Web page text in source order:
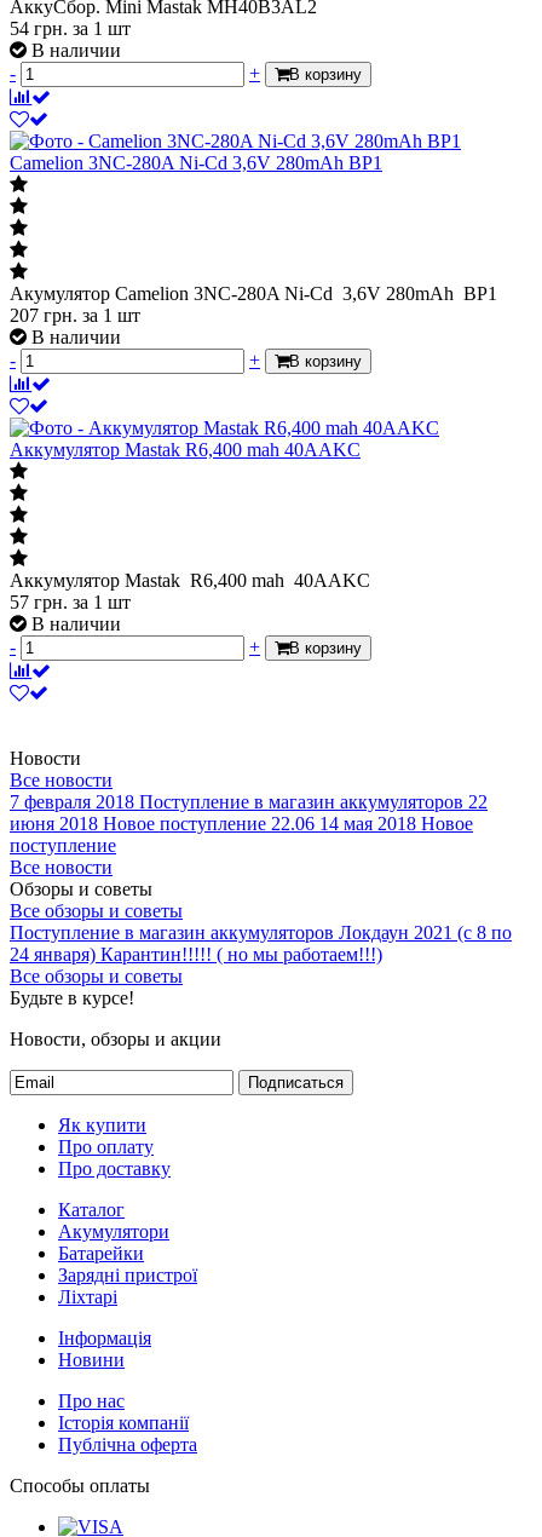
АккуСбор. Mini Mastak MH40B3AL2
54 грн. за 1 шт
В наличии
-
+ В корзину
Camelion 3NC-280A Ni-Cd 3,6V 280mAh BP1
Акумулятор Camelion 3NC-280A Ni-Cd 3,6V 280mAh BP1
207 грн. за 1 шт
В наличии
-
+ В корзину
Аккумулятор Mastak R6,400 mah 40AAKC
Аккумулятор Mastak R6,400 mah 40AAKC
57 грн. за 1 шт
В наличии
-
+ В корзину
Новости
Все новости
7 февраля 2018 Поступление в магазин аккумуляторов 22
июня 2018 Новое поступление 22.06 14 мая 2018 Новое
поступление
Все новости
Обзоры и советы
Все обзоры и советы
Поступление в магазин аккумуляторов Локдаун 2021 (с 8 по
24 января) Карантин!!!!! ( но мы работаем!!!)
Все обзоры и советы
Будьте в курсе!
Новости, обзоры и акции
Подписаться
Як купити
Про оплату
Про доставку
Каталог
Акумулятори
Батарейки
Зарядні пристрої
Ліхтарі
Інформація
Новини
Про нас
Історія компанії
Публічна оферта
Способы оплаты